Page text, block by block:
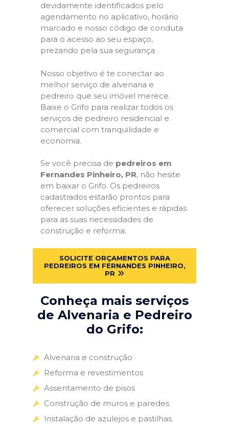
devidamente identificados pelo
agendamento no aplicativo, horário
marcado e nosso código de conduta
para o acesso ao seu espaço,
prezando pela sua segurança.
Nosso objetivo é te conectar ao
melhor serviço de alvenaria e
pedreiro que seu imóvel merece.
Baixe o Grifo para realizar todos os
serviços de pedreiro residencial e
comercial com tranquilidade e
economia.
Se você precisa de pedreiros em
Fernandes Pinheiro, PR, não hesite
em baixar o Grifo. Os pedreiros
cadastrados estarão prontos para
oferecer soluções eficientes e rápidas
para as suas necessidades de
construção e reforma.
SOLICITE ORÇAMENTOS PARA
PEDREIROS EM FERNANDES PINHEIRO,
PR
Conheça mais serviços
de Alvenaria e Pedreiro
do Grifo:
Alvenaria e construção
Reforma e revestimentos
Assentamento de pisos
Construção de muros e paredes
Instalação de azulejos e pastilhas